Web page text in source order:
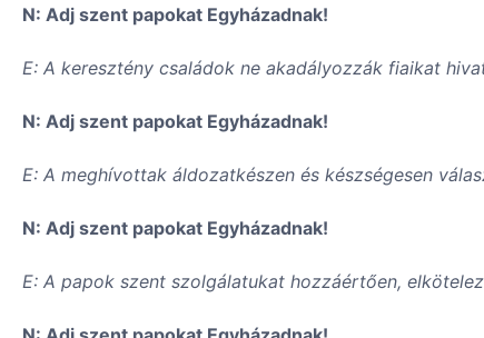
N: Adj szent papokat Egyházadnak!
E: A keresztény családok ne akadályozzák fiaikat
N: Adj szent papokat Egyházadnak!
E: A meghívottak áldozatkészen és készségesen
N: Adj szent papokat Egyházadnak!
E: A papok szent szolgálatukat hozzáértően,